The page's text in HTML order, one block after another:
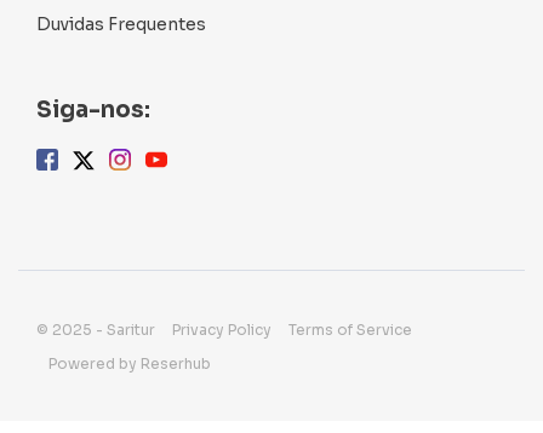
Duvidas Frequentes
Siga-nos:
© 2025 - Saritur Privacy Policy
Terms of Service
Powered by Reserhub